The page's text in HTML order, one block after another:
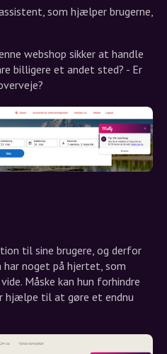
som hjælper brugerne,
webshop sikker at handle
billigere et andet sted? - Er
til sine brugere, og derfor
har noget på hjertet, som
Måske kan hun forhindre
hjælpe til at gøre et endnu